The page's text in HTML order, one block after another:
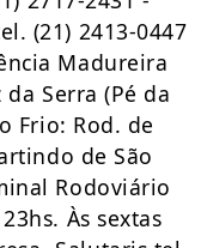
(21) 2413-0447
Madureira
Serra (Pé da
Frio: Rod. de
de São
Rodoviário
Às sextas